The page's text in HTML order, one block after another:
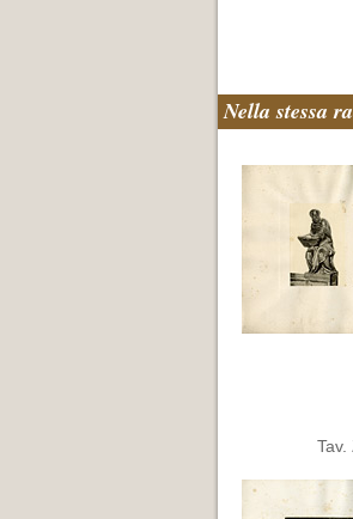
Nella stessa
Tav.